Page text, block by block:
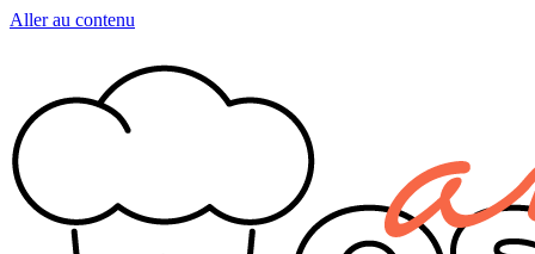
Aller au contenu